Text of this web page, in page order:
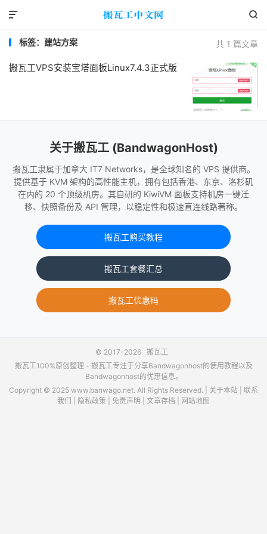


共 1 篇文章
标签：建站方案
搬瓦工VPS安装宝塔面板Linux7.4.3正式版
关于搬瓦工 (BandwagonHost)
搬瓦工隶属于加拿大 IT7 Networks，是全球知名的 VPS 提供商。
提供基于 KVM 架构的高性能主机，拥有包括香港、东京、洛杉矶
在内的 20 个顶级机房。其自研的 KiwiVM 面板支持机房一键迁
移、快照备份及 API 管理，以稳定性和极速直连线路著称。
搬瓦工购买教程
搬瓦工套餐汇总
搬瓦工优惠码
© 2017-2026 搬瓦工
搬瓦工100%原创整理 - 搬瓦工专注于分享Bandwagonhost的使用教程以及
Bandwagonhost的优惠信息。
Copyright © 2025 www.banwago.net. All Rights Reserved. | 关于本站
联系
我们
隐私政策 免责声明 文章存档 网站地图